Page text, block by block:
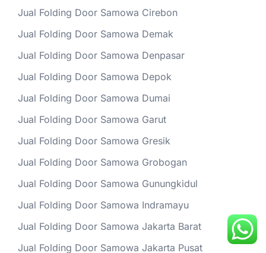
Jual Folding Door Samowa Cirebon
Jual Folding Door Samowa Demak
Jual Folding Door Samowa Denpasar
Jual Folding Door Samowa Depok
Jual Folding Door Samowa Dumai
Jual Folding Door Samowa Garut
Jual Folding Door Samowa Gresik
Jual Folding Door Samowa Grobogan
Jual Folding Door Samowa Gunungkidul
Jual Folding Door Samowa Indramayu
Jual Folding Door Samowa Jakarta Barat
Jual Folding Door Samowa Jakarta Pusat